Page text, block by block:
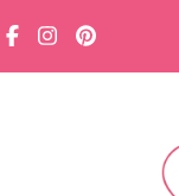
Eli
Viaggiare in